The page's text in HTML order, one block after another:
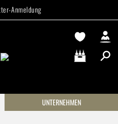
Anmeldung
Warenkorb
UNTERNEHMEN